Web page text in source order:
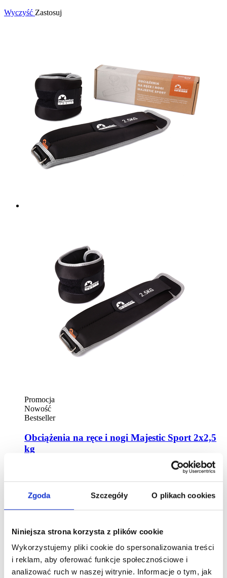
Zgoda Szczegóły O plikach cookies
Niniejsza strona korzysta z plików cookie
Wykorzystujemy pliki cookie do spersonalizowania treści
i reklam, aby oferować funkcje społecznościowe i
analizować ruch w naszej witrynie. Informacje o tym, jak
Wyczyść Zastosuj
Promocja
Nowość
Bestseller
Obciążenia na ręce i nogi Majestic Sport 2x2,5
kg